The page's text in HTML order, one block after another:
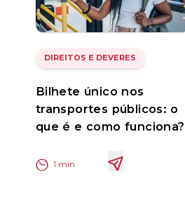
DIREITOS E DEVERES
Bilhete único nos
transportes públicos: o
que é e como funciona?
1 min